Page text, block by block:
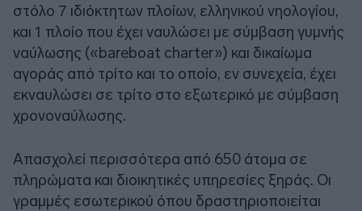
στόλο 7 ιδιόκτητων πλοίων, ελληνικού νηολογίου,
και 1 πλοίο που έχει ναυλώσει με σύμβαση γυμνής
ναύλωσης («bareboat charter») και δικαίωμα
αγοράς από τρίτο και το οποίο, εν συνεχεία, έχει
εκναυλώσει σε τρίτο στο εξωτερικό με σύμβαση
χρονοναύλωσης.
Απασχολεί περισσότερα από 650 άτομα σε
πληρώματα και διοικητικές υπηρεσίες ξηράς. Οι
γραμμές εσωτερικού όπου δραστηριοποιείται